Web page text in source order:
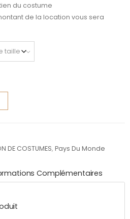
du costume
de la location vous sera
DE COSTUMES,Pays Du Monde
Complémentaires